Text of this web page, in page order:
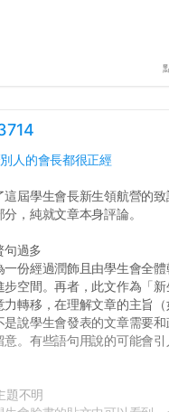
人的會長都很正經
學生會長新生領航營的致
，純就文章本身評論。
句過多
經過潤飾且由學生會全體
步空間。再者，此文作為「
力轉移，在理解文章的主旨（
學生會發表的文章需要和
意。有些語句用說的可能會
題不明